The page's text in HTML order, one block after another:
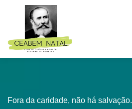
Fora da caridade, não há salvação.